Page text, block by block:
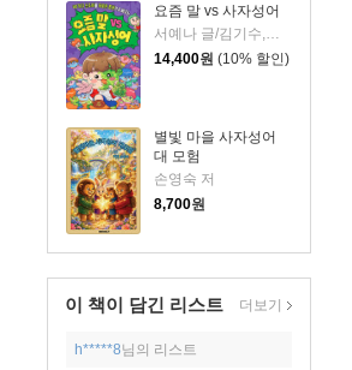
요즘 말 vs 사자성어
14,400원 (10% 할인)
별빛 마을 사자성어
대 모험
손영숙 저
8,700원
이 책이 담긴 리스트 더보기
h*****8님의 리스트